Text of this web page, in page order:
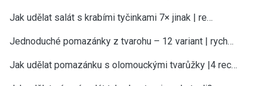
Jak udělat salát s krabími tyčinkami 7× jinak | re…
Jednoduché pomazánky z tvarohu – 12 variant | rych…
Jak udělat pomazánku s olomouckými tvarůžky |4 rec…